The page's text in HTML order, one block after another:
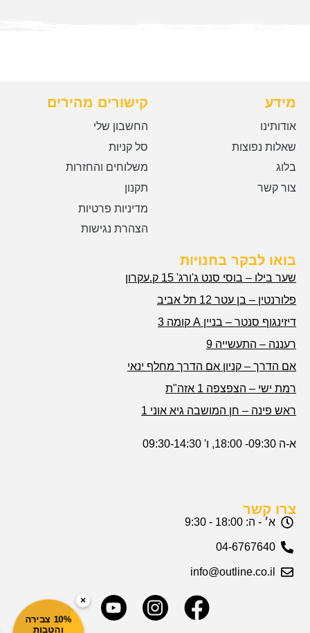
מידע
אודותינו
שאלות נפוצות
בלוג
צור קשר
קישורים מהירים
החשבון שלי
סל קניות
משלוחים והחזרות
תקנון
מדיניות פרטיות
הצהרת נגישות
בואו לבקר בחנויות
שער בילו – בוסי סנט ג'ורג' 15 ק.עקרון
פלורנטין – בן עטר 12 תל אביב
דיזינגוף סנטר – בניין A קומה 3
רעננה – התעשייה 9
אם הדרך – קניון אם הדרך מחלף ינאי
רמת ישי – הצפצפה 1 אזה"ת
ראש פינה – חן המושבה גיא אוני 1
א-ה 09:30- 18:00, ו' 09:30-14:30
צרו קשר
א׳ - ה: 18:00 - 9:30
04-6767640
info@outline.co.il
×
10% צבירה
והטבות